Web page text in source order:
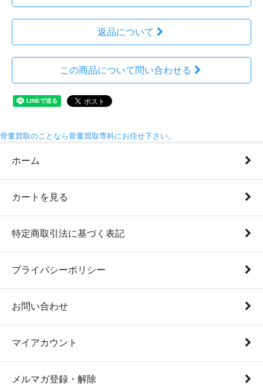
返品について
この商品について問い合わせる
骨董買取のことなら骨董買取専科にお任せ下さい。
ホーム
カートを見る
特定商取引法に基づく表記
プライバシーポリシー
お問い合わせ
マイアカウント
メルマガ登録・解除